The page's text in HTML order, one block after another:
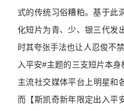
式的传统习俗糟粕。基于此
化短片为青、少、银三代发
时其夸张手法也让人忍俊不
入平安#主题的三支短片本
主流社交媒体平台上明星和
而【斯凯奇新年限定出入平